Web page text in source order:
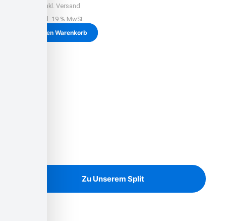
inkl. Versand
inkl. 19 % MwSt.
In den Warenkorb
Zu Unserem Split